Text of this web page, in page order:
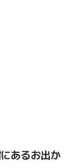
あるお出か